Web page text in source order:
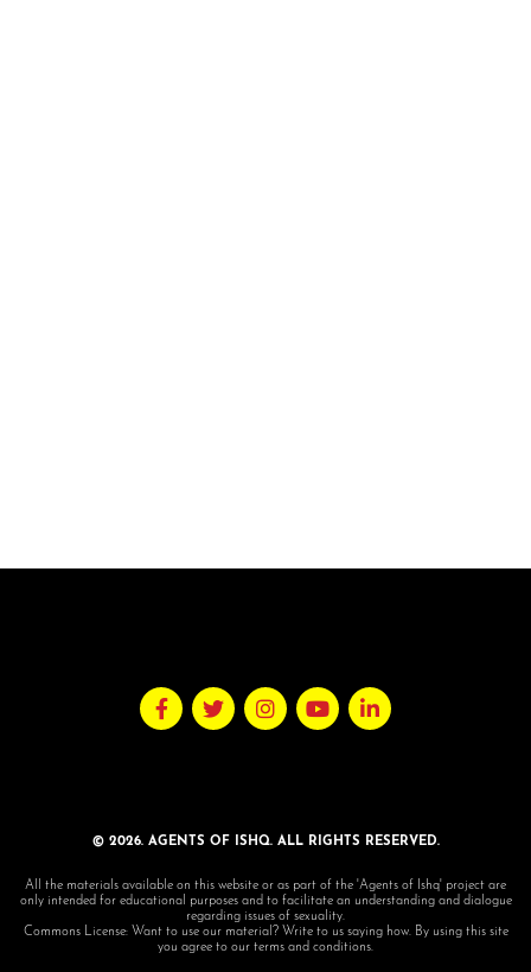
© 2026. AGENTS OF ISHQ. ALL RIGHTS RESERVED.
All the materials available on this website or as part of the 'Agents of Ishq' project are
only intended for educational purposes and to facilitate an understanding and dialogue
regarding issues of sexuality.
Commons License: Want to use our material? Write to us saying how. By using this site
you agree to our terms and conditions.